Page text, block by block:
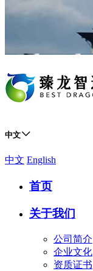
中文
中文 English
首页
关于我们
公司简介
企业文化
资质证书